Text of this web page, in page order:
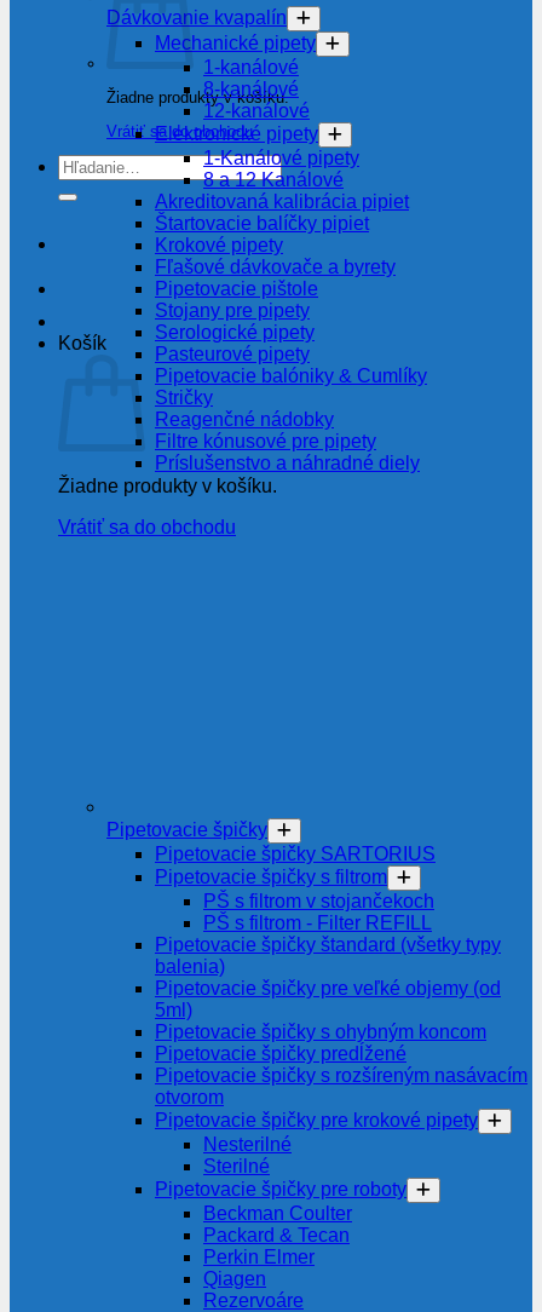
Žiadne produkty v košíku.
Vrátiť sa do obchodu
Hľadať:
Košík
Žiadne produkty v košíku.
Vrátiť sa do obchodu
Dávkovanie kvapalín
Mechanické pipety
1-kanálové
8-kanálové
12-kanálové
Elektronické pipety
1-Kanálové pipety
8 a 12 Kanálové
Akreditovaná kalibrácia pipiet
Štartovacie balíčky pipiet
Krokové pipety
Fľašové dávkovače a byrety
Pipetovacie pištole
Stojany pre pipety
Serologické pipety
Pasteurové pipety
Pipetovacie balóniky & Cumlíky
Stričky
Reagenčné nádobky
Filtre kónusové pre pipety
Príslušenstvo a náhradné diely
Pipetovacie špičky
Pipetovacie špičky SARTORIUS
Pipetovacie špičky s filtrom
PŠ s filtrom v stojančekoch
PŠ s filtrom - Filter REFILL
Pipetovacie špičky štandard (všetky typy
balenia)
Pipetovacie špičky pre veľké objemy (od
5ml)
Pipetovacie špičky s ohybným koncom
Pipetovacie špičky predĺžené
Pipetovacie špičky s rozšíreným nasávacím
otvorom
Pipetovacie špičky pre krokové pipety
Nesterilné
Sterilné
Pipetovacie špičky pre roboty
Beckman Coulter
Packard & Tecan
Perkin Elmer
Qiagen
Rezervoáre